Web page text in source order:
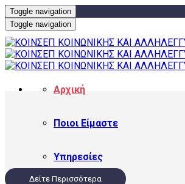
Toggle navigation
Toggle navigation
Αρχική
Ποιοι Είμαστε
Υπηρεσίες
Δείτε Περισσότερα